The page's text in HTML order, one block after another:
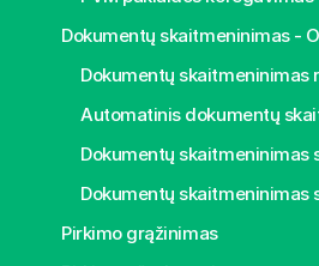
Pirkimo grąžinimas